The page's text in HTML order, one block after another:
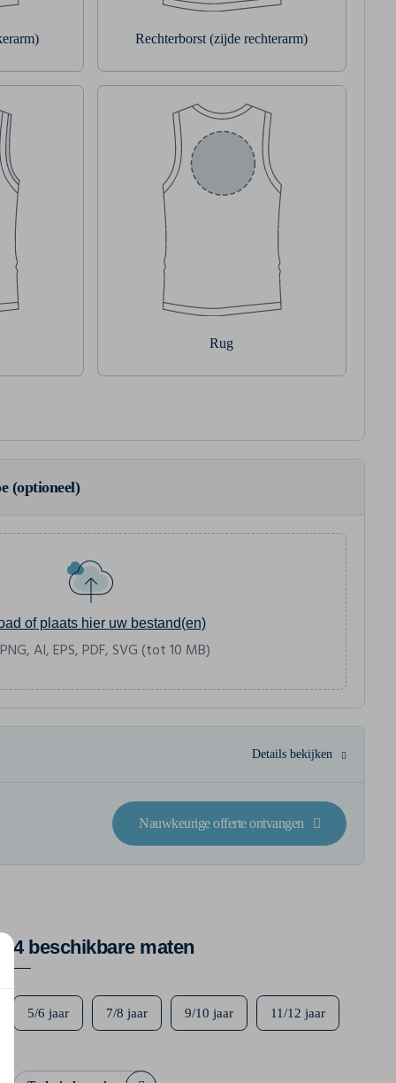
Rechterborst (zijde rechterarm)
Rug
(optioneel)
of plaats hier uw bestand(en)
AI, EPS, PDF, SVG (tot 10 MB)
Details bekijken
Nauwkeurige offerte ontvangen
4 beschikbare maten
5/6 jaar 7/8 jaar 9/10 jaar 11/12 jaar